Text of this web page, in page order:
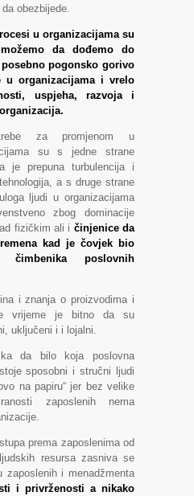
obezbijede.
u organizacijama su
da dođemo do
pogonsko gorivo
u organizacijama i vrelo
uspjeha, razvoja i
za promjenom u
su s jedne strane
je prepuna turbulencija i
a s druge strane
ljudi u organizacijama
zbog dominacije
fizičkim ali i činjenice da
kad je čovjek bio
poslovnih
i znanja o proizvodima i
vrijeme je bitno da su
uključeni i i lojalni.
da bilo koja poslovna
sposobni i stručni ljudi
na papiru“ jer bez velike
zaposlenih nema
prema zaposlenima od
resursa zasniva se
i menadžmenta
i privrženosti a nikako